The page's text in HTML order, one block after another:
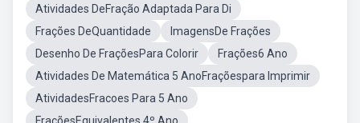
Atividades DeFração Adaptada Para Di
Frações DeQuantidade
ImagensDe Frações
Desenho De FraçõesPara Colorir
Frações6 Ano
Atividades De Matemática 5 AnoFraçõespara Imprimir
AtividadesFracoes Para 5 Ano